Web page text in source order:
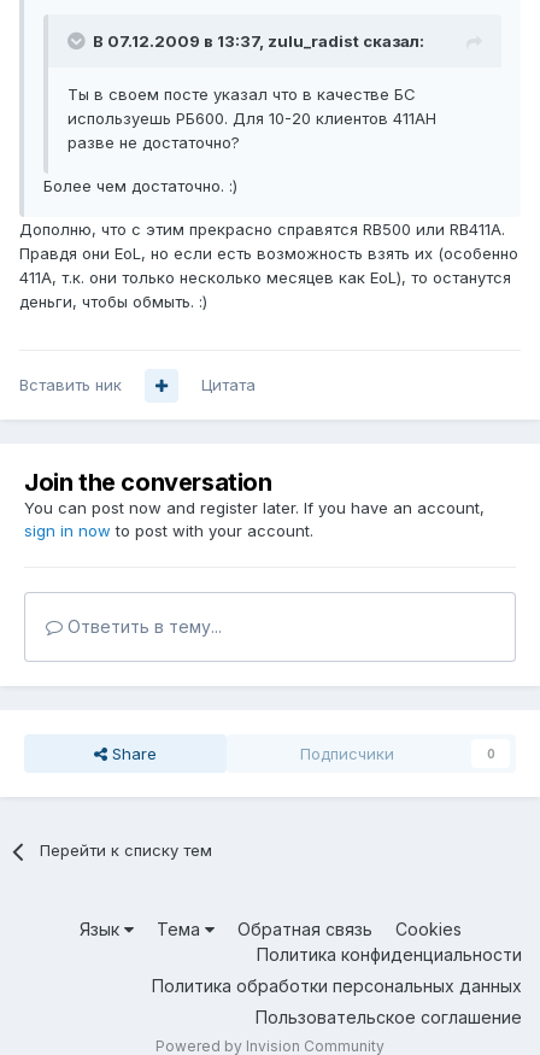
В 07.12.2009 в 13:37, zulu_radist сказал:
Ты в своем посте указал что в качестве БС
используешь РБ600. Для 10-20 клиентов 411АН
разве не достаточно?
Более чем достаточно. :)
Дополню, что с этим прекрасно справятся RB500 или RB411A.
Правдя они EoL, но если есть возможность взять их (особенно
411А, т.к. они только несколько месяцев как EoL), то останутся
деньги, чтобы обмыть. :)
Вставить ник Цитата
Join the conversation
You can post now and register later. If you have an account,
sign in now to post with your account.
Ответить в тему...
Share Подписчики 0
Перейти к списку тем
Язык Тема Обратная связь
Cookies
Политика конфиденциальности
Политика обработки персональных данных
Пользовательское соглашение
Powered by Invision Community